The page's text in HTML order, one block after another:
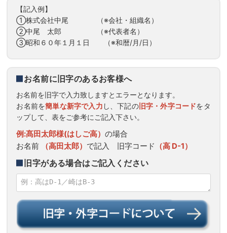
【記入例】
①株式会社中尾 （※会社・組織名）
②中尾 太郎 （※代表者名）
③昭和６０年１月１日 （※和暦/月/日）
お名前に旧字のあるお客様へ
お名前を旧字で入力致しますとエラーとなります。
お名前を簡単な新字で入力 し、下記の旧字・外字コードをタ
ップして、表をご参考にご記入下さい。
例:髙田太郎様(はしご高）の場合
お名前
（高田太郎） で記入 旧字コード （高 D-1）
旧字がある場合はご記入ください